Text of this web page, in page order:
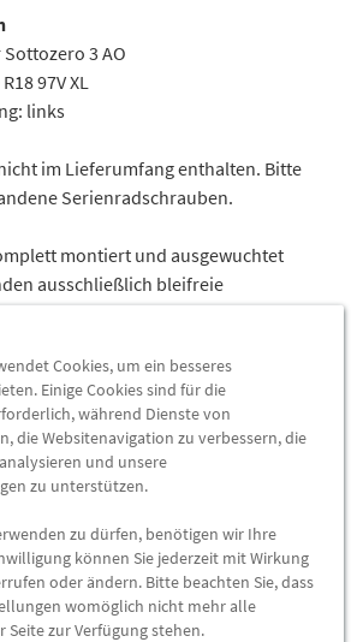
3 AO
97V XL
links
im Lieferumfang enthalten. Bitte
Serienradschrauben.
montiert und ausgewuchtet
ausschließlich bleifreie
Zink.
mit Winterreifen für die
rechts mit der Teilenummer
erhältlich.
mit den Motorisierungen 35
kW), 35 TFSI/2.0 TFSI (110 kW), 40
kW), 40 TFSI/2.0 TFSI (140 kW), 45
kW), 45 TFSI / 2.0 TFSI (183 kW), 45
Cookies, um ein besseres
Einige Cookies sind für die
während Dienste von
die Websitenavigation zu verbessern, die
und unsere
zu unterstützen.
zu dürfen, benötigen wir Ihre
können Sie jederzeit mit Wirkung
oder ändern. Bitte beachten Sie, dass
womöglich nicht mehr alle
zur Verfügung stehen.